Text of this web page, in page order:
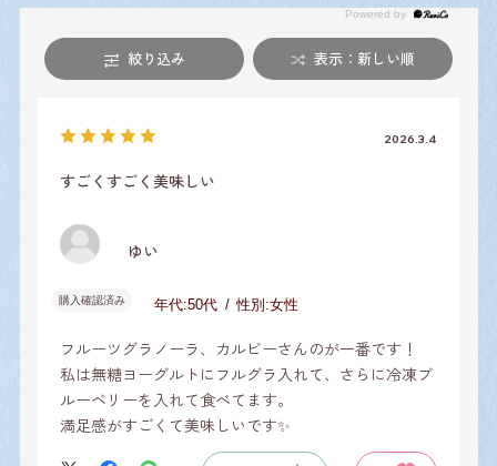
絞り込み 表示：新しい順
2026.3.4
すごくすごく美味しい
ゆい
購入確認済み 年代:50代 性別:女性
フルーツグラノーラ、カルビーさんのが一番です！
私は無糖ヨーグルトにフルグラ入れて、さらに冷凍ブ
ルーベリーを入れて食べてます。
満足感がすごくて美味しいです✨️